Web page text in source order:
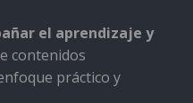
el aprendizaje y
contenidos
práctico y